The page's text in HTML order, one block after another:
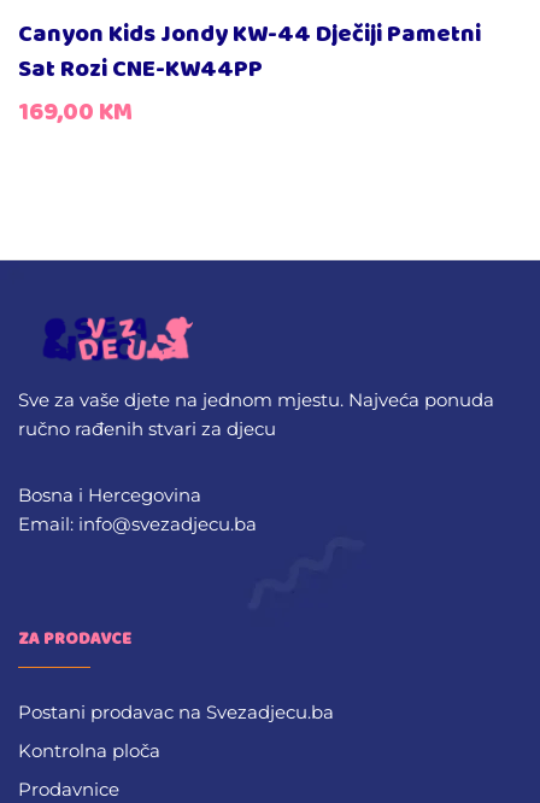
Canyon Kids Jondy KW-44 Dječiji Pametni
Sat Rozi CNE-KW44PP
169,00KM
Sve za vaše djete na jednom mjestu. Najveća ponuda
ručno rađenih stvari za djecu
Bosna i Hercegovina
Email: info@svezadjecu.ba
ZA PRODAVCE
Postani prodavac na Svezadjecu.ba
Kontrolna ploča
Prodavnice